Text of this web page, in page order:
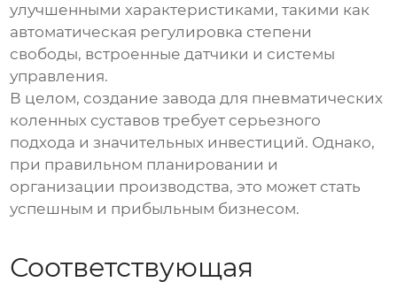
улучшенными характеристиками, такими как
автоматическая регулировка степени
свободы, встроенные датчики и системы
управления.
В целом, созданиезавода для пневматических
коленных суставов требует серьезного
подхода и значительных инвестиций. Однако,
при правильном планировании и
организации производства, это может стать
успешным и прибыльным бизнесом.
Соответствующая